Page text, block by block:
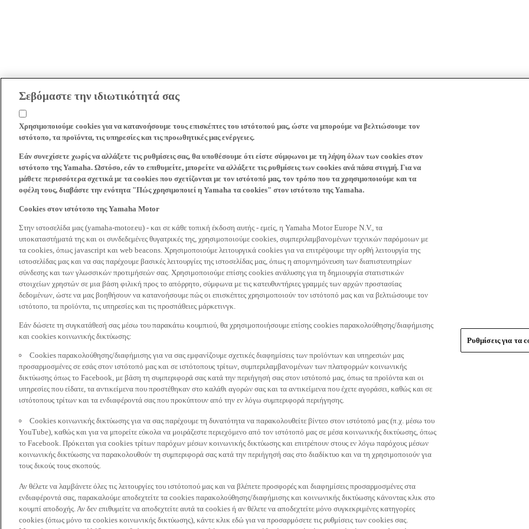
Σεβόμαστε την ιδιωτικότητά σας
Χρησιμοποιούμε cookies για να κατανοήσουμε τους επισκέπτες του ιστότοπού μας, ώστε να μπορούμε να βελτιώσουμε τον
ιστότοπο, τα προϊόντα, τις υπηρεσίες και τις προωθητικές μας ενέργειες.
Εάν συνεχίσετε χωρίς να αλλάξετε τις ρυθμίσεις σας, θα υποθέσουμε ότι είστε σύμφωνοι με τη λήψη όλων των cookies στον
ιστότοπο της Yamaha. Ωστόσο, εάν το επιθυμείτε, μπορείτε να αλλάξετε τις ρυθμίσεις των cookies ανά πάσα στιγμή. Για να
μάθετε περισσότερα σχετικά με τα cookies που σχετίζονται με τον ιστότοπό μας, τον τρόπο που τα χρησιμοποιούμε και τα
οφέλη τους, διαβάστε την ενότητα "Πώς χρησιμοποιεί η Yamaha τα cookies" στον ιστότοπο της Yamaha.
Cookies στον ιστότοπο της Yamaha Motor
Στην ιστοσελίδα μας (yamaha-motor.eu) - και σε κάθε τοπική έκδοση αυτής - εμείς, η Yamaha Motor Europe N.V., τα
υποκαταστήματά της και οι συνδεδεμένες θυγατρικές της, χρησιμοποιούμε cookies, συμπεριλαμβανομένων τεχνικών παρόμοιων με
τα cookies, όπως javascript και web beacons. Χρησιμοποιούμε λειτουργικά cookies για να επιτρέψουμε την ορθή λειτουργία της
ιστοσελίδας μας και να σας παρέχουμε βασικές λειτουργίες της ιστοσελίδας μας, όπως η απομνημόνευση των διαπιστευτηρίων
σύνδεσης και των γλωσσικών προτιμήσεών σας. Χρησιμοποιούμε επίσης cookies ανάλυσης για τη δημιουργία στατιστικών
στοιχείων χρηστών σε μια βάση φιλική προς το απόρρητο, σύμφωνα με τις κατευθυντήριες γραμμές των αρχών προστασίας
δεδομένων, ώστε να μας βοηθήσουν να κατανοήσουμε πώς οι επισκέπτες χρησιμοποιούν τον ιστότοπό μας και να βελτιώσουμε τον
ιστότοπο, τα προϊόντα, τις υπηρεσίες και τις προσπάθειες μάρκετινγκ.
Εάν δώσετε τη συγκατάθεσή σας μέσω του παρακάτω κουμπιού, θα χρησιμοποιήσουμε επίσης cookies παρακολούθησης/διαφήμισης
και cookies κοινωνικής δικτύωσης:
Cookies παρακολούθησης/διαφήμισης για να σας εμφανίζουμε σχετικές διαφημίσεις των προϊόντων και υπηρεσιών μας
προσαρμοσμένες σε εσάς στον ιστότοπό μας και σε ιστότοπους τρίτων, συμπεριλαμβανομένων των πλατφορμών κοινωνικής
δικτύωσης όπως το Facebook, με βάση τη συμπεριφορά σας κατά την περιήγησή σας στον ιστότοπό μας, όπως τα προϊόντα και οι
υπηρεσίες που είδατε, τα αντικείμενα που προστέθηκαν στο καλάθι αγορών σας και τα αντικείμενα που έχετε αγοράσει, καθώς και σε
ιστότοπους τρίτων και τα ενδιαφέροντά σας που προκύπτουν από την εν λόγω συμπεριφορά περιήγησης.
Cookies κοινωνικής δικτύωσης για να σας παρέχουμε τη δυνατότητα να παρακολουθείτε βίντεο στον ιστότοπό μας (π.χ. μέσω του
YouTube), καθώς και για να μπορείτε εύκολα να μοιράζεστε περιεχόμενο από τον ιστότοπό μας σε μέσα κοινωνικής δικτύωσης, όπως
το Facebook. Πρόκειται για cookies τρίτων παρόχων μέσων κοινωνικής δικτύωσης και επιτρέπουν στους εν λόγω παρόχους μέσων
κοινωνικής δικτύωσης να παρακολουθούν τη συμπεριφορά σας κατά την περιήγησή σας στο διαδίκτυο και να τη χρησιμοποιούν για
τους δικούς τους σκοπούς.
Αν θέλετε να λαμβάνετε όλες τις λειτουργίες του ιστότοπού μας και να βλέπετε προσφορές και διαφημίσεις προσαρμοσμένες στα
ενδιαφέροντά σας, παρακαλούμε αποδεχτείτε τα cookies παρακολούθησης/διαφήμισης και κοινωνικής δικτύωσης κάνοντας κλικ στο
κουμπί αποδοχής. Αν δεν επιθυμείτε να αποδεχτείτε αυτά τα cookies ή αν θέλετε να αποδεχτείτε μόνο συγκεκριμένες κατηγορίες
cookies (όπως μόνο τα cookies κοινωνικής δικτύωσης), κάντε κλικ εδώ για να προσαρμόσετε τις ρυθμίσεις των cookies σας.
Ρυθμίσεις για τα